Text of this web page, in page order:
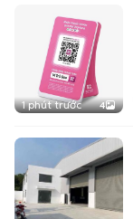
1 phút trước 4